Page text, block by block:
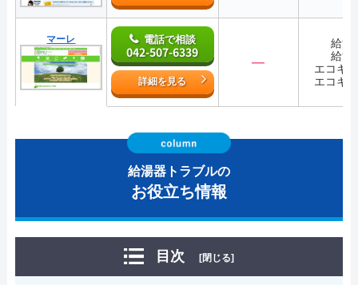
マーレ 電話で相談
042-507-6339
詳細を見る
―
給湯
給湯
エコキ
エコキ
給湯器トラブルの
お役立ち情報
目次 [閉じる]